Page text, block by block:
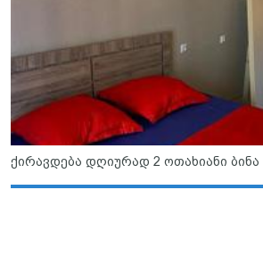
ქირავდება დღიურად 2 ოთახიანი